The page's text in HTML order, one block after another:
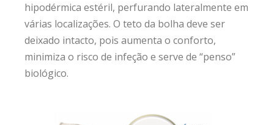
hipodérmica estéril, perfurando lateralmente em
várias localizações. O teto da bolha deve ser
deixado intacto, pois aumenta o conforto,
minimiza o risco de infeção e serve de “penso”
biológico.